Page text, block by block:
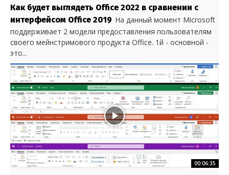
Как будет выглядеть Office 2022 в сравнении с
интерфейсом Office 2019 На данный момент Microsoft
поддерживает 2 модели предоставления пользователям
своего мейнстримового продукта Office. 1й - основной -
это...
00:06:35